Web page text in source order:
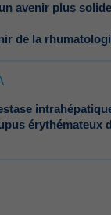
avenir plus
de la
érythémateux